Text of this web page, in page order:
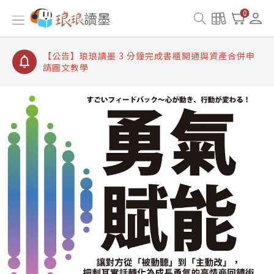
0
【公告】琅琅讀墨書櫃開通常見問題
【公告】琅琅讀墨 3 分鐘完成書櫃開通與資產合併申
【公告】琅琅書店服務升級重要說明及資產合併結果
查詢